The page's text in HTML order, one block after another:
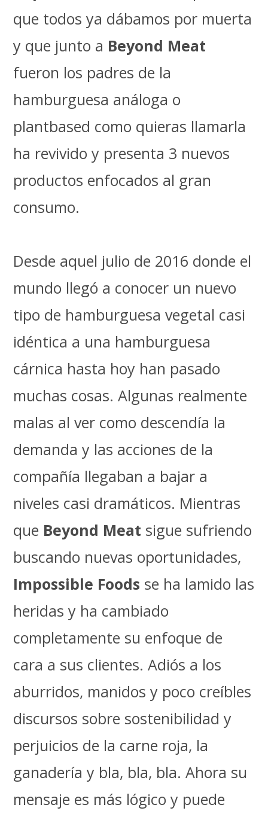
que todos ya dábamos por muerta
y que junto a Beyond Meat
fueron los padres de la
hamburguesa análoga o
plantbased como quieras llamarla
ha revivido y presenta 3 nuevos
productos enfocados al gran
consumo.
Desde aquel julio de 2016 donde el
mundo llegó a conocer un nuevo
tipo de hamburguesa vegetal casi
idéntica a una hamburguesa
cárnica hasta hoy han pasado
muchas cosas. Algunas realmente
malas al ver como descendía la
demanda y las acciones de la
compañía llegaban a bajar a
niveles casi dramáticos. Mientras
que Beyond Meat sigue sufriendo
buscando nuevas oportunidades,
Impossible Foods se ha lamido las
heridas y ha cambiado
completamente su enfoque de
cara a sus clientes. Adiós a los
aburridos, manidos y poco creíbles
discursos sobre sostenibilidad y
perjuicios de la carne roja, la
ganadería y bla, bla, bla. Ahora su
mensaje es más lógico y puede